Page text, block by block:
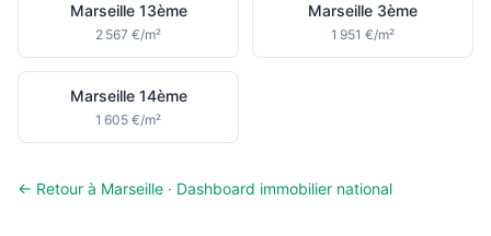
Marseille 13ème
2 567 €/m²
Marseille 3ème
1 951 €/m²
Marseille 14ème
1 605 €/m²
← Retour à Marseille · Dashboard immobilier national